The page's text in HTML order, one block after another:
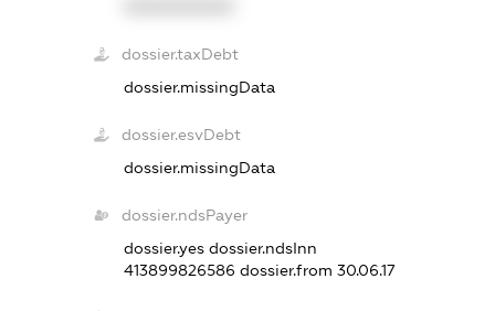
dossier.taxDebt
dossier.missingData
dossier.esvDebt
dossier.missingData
dossier.ndsPayer
dossier.yes dossier.ndsInn
413899826586 dossier.from 30.06.17